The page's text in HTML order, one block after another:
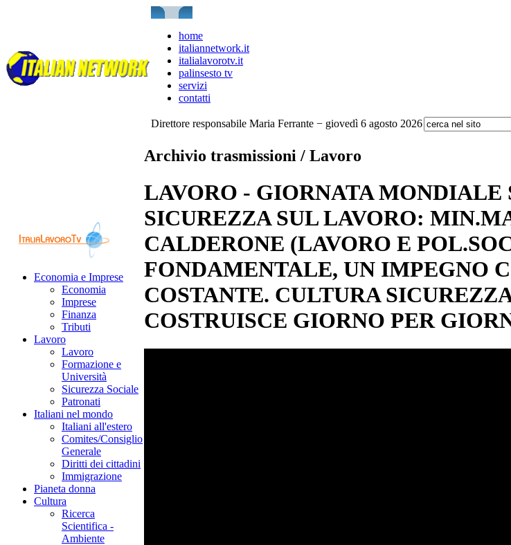
home
italiannetwork.it
italialavorotv.it
palinsesto tv
servizi
contatti
Direttore responsabile Maria Ferrante − giovedì 6 agosto 2026
Economia e Imprese
Economia
Imprese
Finanza
Tributi
Lavoro
Lavoro
Formazione e
Università
Sicurezza Sociale
Patronati
Italiani nel mondo
Italiani all'estero
Comites/Consiglio
Generale
Diritti dei cittadini
Immigrazione
Pianeta donna
Cultura
Ricerca
Scientifica -
Ambiente
Archivio trasmissioni / Lavoro
LAVORO - GIORNATA MONDIALE
SICUREZZA SUL LAVORO:
CALDERONE (LAVORO E
FONDAMENTALE, UN IMPEGNO
COSTANTE. CULTURA
COSTRUISCE GIORNO PER